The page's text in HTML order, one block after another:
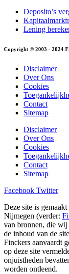
Deposito’s
Lening
Copyright © 2003 - 2024
Disclaimer
Over Ons
Cookies
Contact
Sitemap
Disclaimer
Over Ons
Cookies
Contact
Sitemap
Facebook Twitter
Deze site is
Nijmegen (verder:
van bronnen, die wij
de inhoud van de
Finckers aanvaardt
op deze site
onjuistheden
worden ontleend.